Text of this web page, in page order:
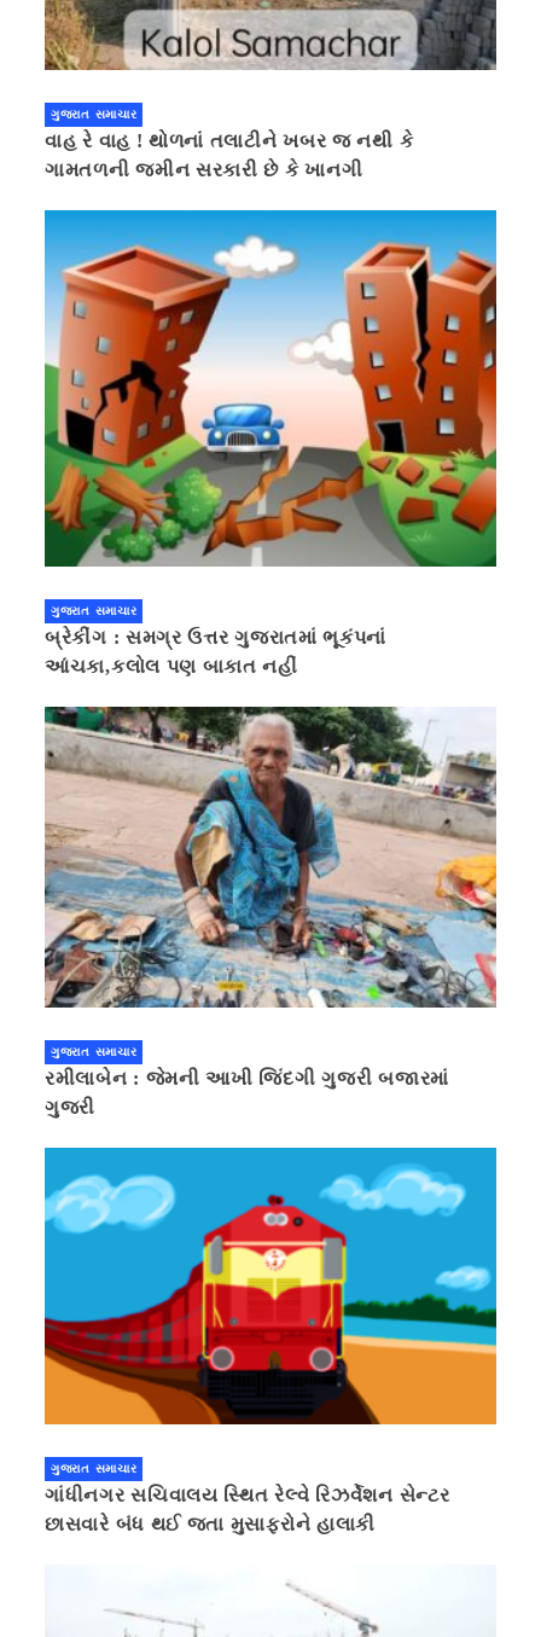
ગુજરાત સમાચાર
વાહ રે વાહ ! થોળનાં તલાટીને ખબર જ નથી કે
ગામતળની જમીન સરકારી છે કે ખાનગી
ગુજરાત સમાચાર
બ્રેકીંગ : સમગ્ર ઉત્તર ગુજરાતમાં ભૂકંપનાં
આંચકા,કલોલ પણ બાકાત નહીં
ગુજરાત સમાચાર
રમીલાબેન : જેમની આખી જિંદગી ગુજરી બજારમાં
ગુજરી
ગુજરાત સમાચાર
ગાંધીનગર સચિવાલય સ્થિત રેલ્વે રિઝર્વેશન સેન્ટર
છાસવારે બંધ થઈ જતા મુસાફરોને હાલાકી